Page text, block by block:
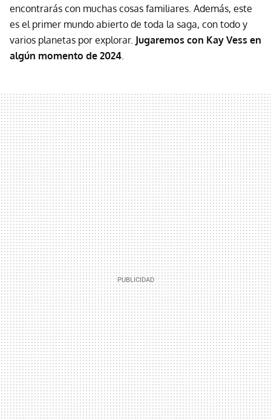
encontrarás con muchas cosas familiares. Además, este
es el primer mundo abierto de toda la saga, con todo y
varios planetas por explorar. Jugaremos con Kay Vess en
algún momento de 2024